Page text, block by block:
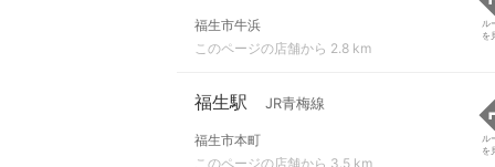
福生市牛浜
このページの店舗から 2.8 km
ル
を
福生駅 JR青梅線
福生市本町
このページの店舗から 3.5 km
ル
を